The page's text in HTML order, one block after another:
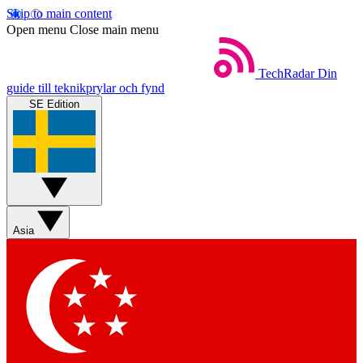
Skip to main content
Open menu Close main menu
TechRadar Din
guide till teknikprylar och fynd
SE Edition
Asia